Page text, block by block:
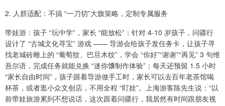
2. 人群适配：不搞 “一刀切”大旗策略，定制专属服务
带娃游：孩子 “玩中学”，家长 “能放松”：针对 4-10 岁孩子，问疆行
设计了 “古城文化寻宝” 游戏 —— 导游会给孩子发任务卡，让孩子寻
找老城砖雕上的 “葡萄纹、巴旦木纹”，学会 “你好”“谢谢”“再见” 3 句维
吾尔语，完成任务就能兑换 “迷你馕制作体验”；每天还预留 1.5 小时
“家长自由时间”，孩子跟着导游做手工时，家长可以去百年老茶馆喝
杯茶，或者逛小众文创店，不用全程 “盯娃”。上海游客陈先生说：“以
前带娃旅游累到不想说话，这次跟着问疆行，我居然有时间跟朋友视